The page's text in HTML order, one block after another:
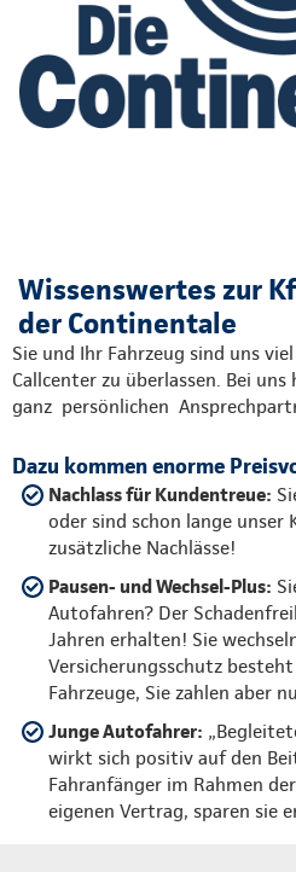
Wissenswertes zur
der Continentale
Sie und Ihr Fahrzeug sind uns
Callcenter zu überlassen. Bei
ganz persönlichen
Dazu kommen enorme
Nachlass für Kundentreue:
oder sind schon lange unser
zusätzliche Nachlässe!
Pausen- und Wechsel-Plus:
Autofahren? Der
Jahren erhalten! Sie
Versicherungsschutz
Fahrzeuge, Sie zahlen aber
Junge Autofahrer:
wirkt sich positiv auf den
Fahranfänger im Rahmen
eigenen Vertrag, sparen sie